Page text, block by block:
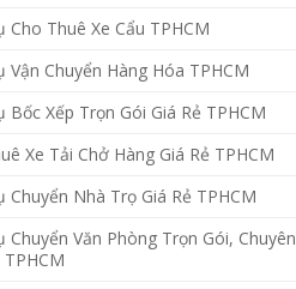
Cho Thuê Xe Cẩu TPHCM
Vận Chuyển Hàng Hóa TPHCM
Bốc Xếp Trọn Gói Giá Rẻ TPHCM
Xe Tải Chở Hàng Giá Rẻ TPHCM
Chuyển Nhà Trọ Giá Rẻ TPHCM
Chuyển Văn Phòng Trọn Gói, Chuyên